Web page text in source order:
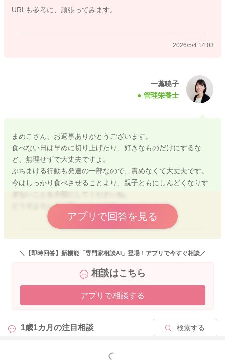
食も取り入れてみるのも一つの方法です。
体重についても、元気があって発達が順調であればすぐに深刻
今は無理に頑張りすぎず、医療の力も頼りながら整えていく時
期かとおもいますので、一歩ずつ進めていきましょうね。
以下のパンフレットもぜひ参考にしてください。
食べないお子さんへの対応のヒントになるかと思います。
★神奈川県小児保険協会 偏食外来パンフレット
https://kanagawa-syounihokenkyoukai.jp/pamphlet/
どうぞよろしくお願いいたします。
URLも参考に、頑張ってみます。
2026/5/4 14:03
一藁暁子
管理栄養士
まめこさん、お返事ありがとうございます。
食べない日は早めに切り上げたり、好きなものだけにするな
ど、無理せずで大丈夫ですよ。
ぶちまける行動も発達の一部なので、責めなくて大丈夫です。
今はしっかり食べさせることより、親子ともにしんどくなりす
ぎないことを大切にしてくださいね。
どうぞよろしくお願いいたします。
アプリで回答を見る
2026/5/5 10:04
＼【即時回答】新機能「専門家相談AI」登場！アプリで今すぐ相談／
相談はこちら
アプリで相談する
1歳1カ月の注目相談 検索する
もっと見る